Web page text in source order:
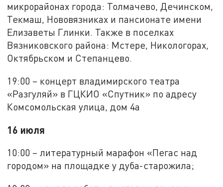
микрорайонах города: Толмачево, Дечинском,
Текмаш, Нововязниках и пансионате имени
Елизаветы Глинки. Также в поселках
Вязниковского района: Мстере, Никологорах,
Октябрьском и Степанцево.
19:00 – концерт владимирского театра
«Разгуляй» в ГЦКИО «Спутник» по адресу
Комсомольская улица, дом 4а
16 июля
10:00 – литературный марафон «Пегас над
городом» на площадке у дуба-старожила;